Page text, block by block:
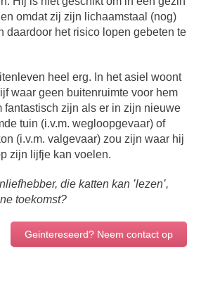
omdat zij zijn lichaamstaal (nog)
daardoor het risico lopen gebeten te
heel erg. In het asiel woont
waar geen buitenruimte voor hem
fantastisch zijn als er in zijn nieuwe
tuin (i.v.m. wegloopgevaar) of
(i.v.m. valgevaar) zou zijn waar hij
zijn lijfje kan voelen.
die katten kan ’lezen’,
toekomst?
Geintereseerd? Neem contact op